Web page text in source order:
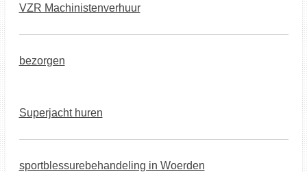
VZR Machinistenverhuur
bezorgen
Superjacht huren
sportblessurebehandeling in Woerden